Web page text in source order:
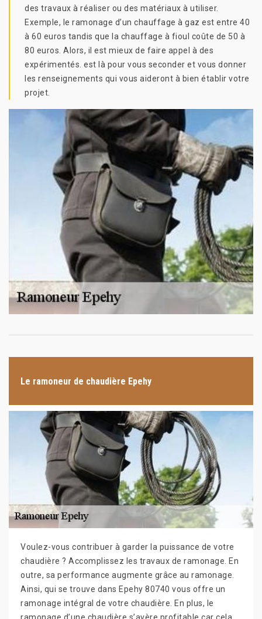
des travaux à réaliser ou des matériaux à utiliser.
Exemple, le ramonage d’un chauffage à gaz est entre 40
à 60 euros tandis que la chauffage à fioul coûte de 50 à
80 euros. Alors, il est mieux de faire appel à des
expérimentés. est là pour vous seconder et vous donner
les renseignements qui vous aideront à bien établir votre
projet.
Le ramoneur de chaudière Epehy
Voulez-vous contribuer à garder la puissance de votre
chaudière ? Accomplissez les travaux de ramonage. En
outre, sa performance augmente grâce au ramonage.
Ainsi, qui se trouve dans Epehy 80740 vous offre un
ramonage intégral de votre chaudière. En plus, le